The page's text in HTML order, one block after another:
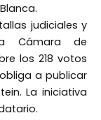
judiciales y
Cámara de
los 218 votos
a publicar
La iniciativa